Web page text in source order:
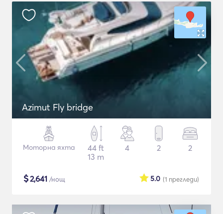
Azimut Fly bridge
Моторна яхта
44 ft
13 m
4 2 2
$2,641 /нощ (1 прегледи)
5.0